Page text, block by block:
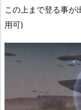
この上まで登る事が
用可)